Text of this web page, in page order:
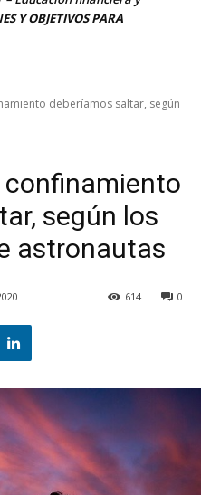
Y OBJETIVOS PARA